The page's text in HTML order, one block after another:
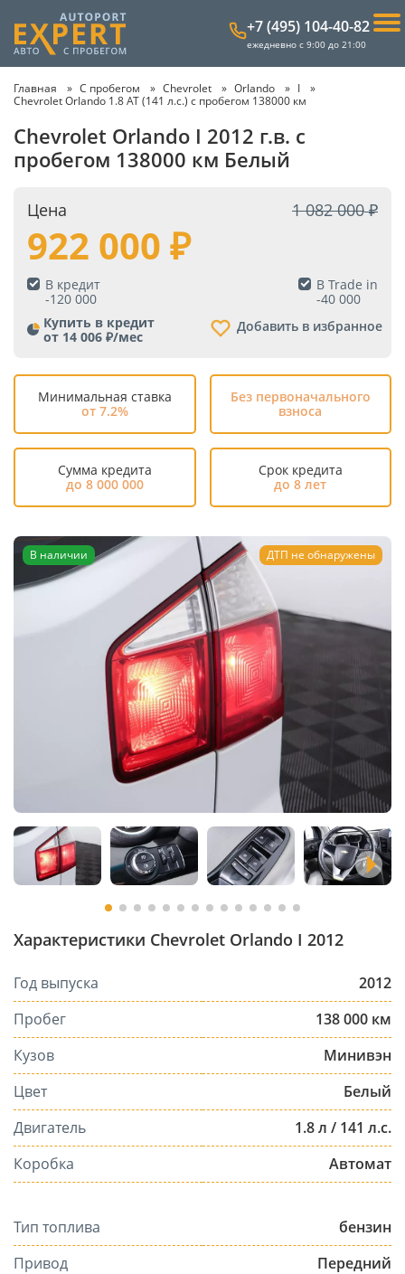
+7 (495) 104-40-82
ежедневно с 9:00 до 21:00
Главная С пробегом Chevrolet Orlando
I
Chevrolet Orlando 1.8 AT (141 л.с.) с пробегом 138000 км
Chevrolet Orlando I 2012 г.в. с
пробегом 138000 км Белый
Цена 1 082 000
922 000
В кредит
-120 000
В Trade in
-40 000
Купить в кредит
от 14 006 ₽/мес
Добавить в избранное
Минимальная ставка
от 7.2%
Без первоначального
взноса
Сумма кредита
до 8 000 000
Срок кредита
до 8 лет
Характеристики Chevrolet Orlando I 2012
Год выпуска
2012
Пробег
138 000 км
Кузов
Минивэн
Цвет
Белый
Двигатель
1.8 л / 141 л.с.
Коробка
Автомат
Тип топлива
бензин
Привод
Передний
В наличии ДТП не обнаружены